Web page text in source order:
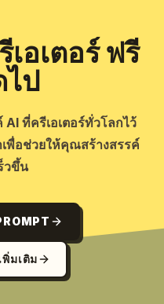
อเตอร์ ฟรี
ป
ที่ครีเอเตอร์ทั่วโลกไว้
พื่อช่วยให้คุณสร้างสรรค์
วขึ้น
มเติม